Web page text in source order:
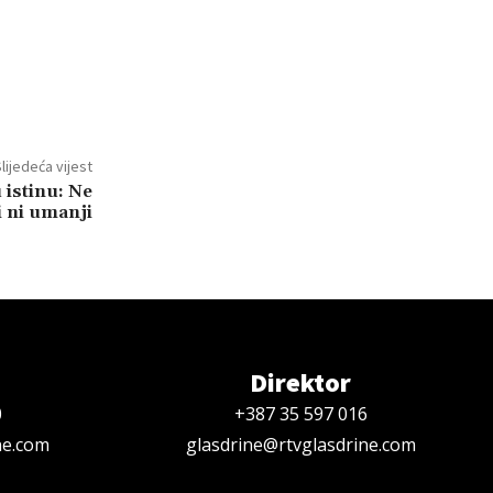
vijest
istinu: Ne
ni umanji
Direktor
+387 35 597 016
glasdrine@rtvglasdrine.com